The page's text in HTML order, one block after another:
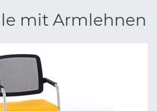
mit Armlehnen